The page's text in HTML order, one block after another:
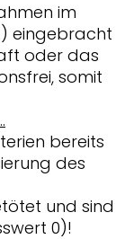
im
eingebracht
oder das
somit
bereits
des
und sind
0)!